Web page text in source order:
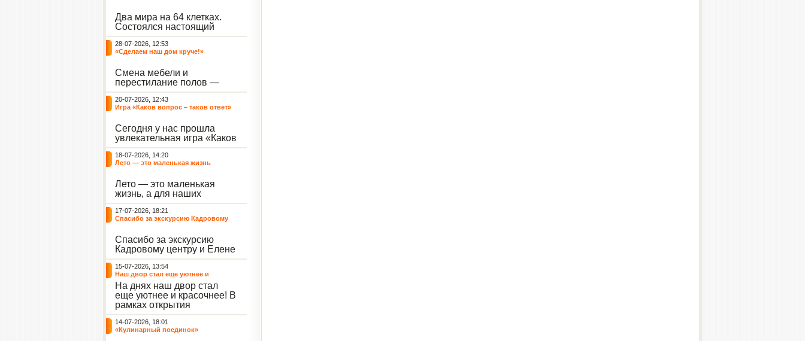
Два мира на 64 клетках.
Состоялся настоящий
интеллектуальный
праздник — турнир по
шахматам и шашкам.
небывалый ажиотаж среди
воспитанников, превратив
тихие залы центра в арену
напряжённых поединков,
громких аплодисментов и
жарких обсуждений.
28-07-2026, 12:53
«Сделаем наш дом круче!»
Смена мебели и
перестилание полов —
дело рук профессионалов.
А вот создание настоящего
домашнего уюта — задача
этой неделе ребята взяли
инициативу в свои руки и
устроили масштабную
генеральную уборку
жилого корпуса.
20-07-2026, 12:43
Игра «Каков вопрос – таков ответ»
Сегодня у нас прошла
увлекательная игра «Каков
вопрос – таков ответ»,
которая собрала самых
любознательных
игры выступил наш
воспитанник - Константин
Н., который по праву носит
звание самого читающего
и эрудированного
участника наших
мероприятий.
18-07-2026, 14:20
Лето — это маленькая жизнь
Лето — это маленькая
жизнь, а для наших
воспитанниц оно
наполнено открытиями. В
один из теплых дней мы
пластилин, книги и конечно
же телефоны, чтобы
отправиться на небольшую
цветочную охоту в
ближайший луг.
17-07-2026, 18:21
Спасибо за экскурсию Кадровому
Спасибо за экскурсию
Кадровому центру и Елене
Романовне за тёплую
встречу.
15-07-2026, 13:54
Наш двор стал еще уютнее и
красочнее!
На днях наш двор стал
еще уютнее и красочнее! В
рамках открытия
Социальной гостиной
нашего Центра, перед
воспитанниками была
14-07-2026, 18:01
«Кулинарный поединок»